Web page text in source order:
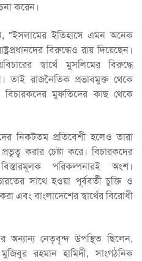
করেন।
"ইসলামের ইতিহাসে এমন অনেক
বিরুদ্ধেও রায় দিয়েছেন।
স্বার্থে মুসলিমের বিরুদ্ধে
তাই রাজনৈতিক প্রভাবমুক্ত থেকে
বিচারকদের মুফতিদের কাছ থেকে
নিকটতম প্রতিবেশী হলেও তারা
করার চেষ্টা করে। বিচারকদের
পরিকল্পনারই অংশ।
সাথে হওয়া পূর্ববর্তী চুক্তি ও
এবং বাংলাদেশের স্বার্থের বিরোধী
নেতৃবৃন্দ উপস্থিত ছিলেন,
রহমান হামিদী, সাংগঠনিক